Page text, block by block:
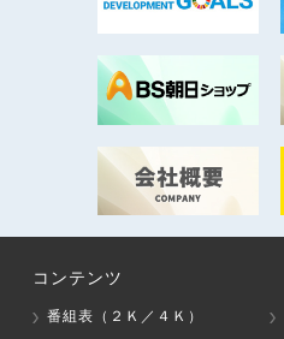
コンテンツ
番組表（２Ｋ／４Ｋ）